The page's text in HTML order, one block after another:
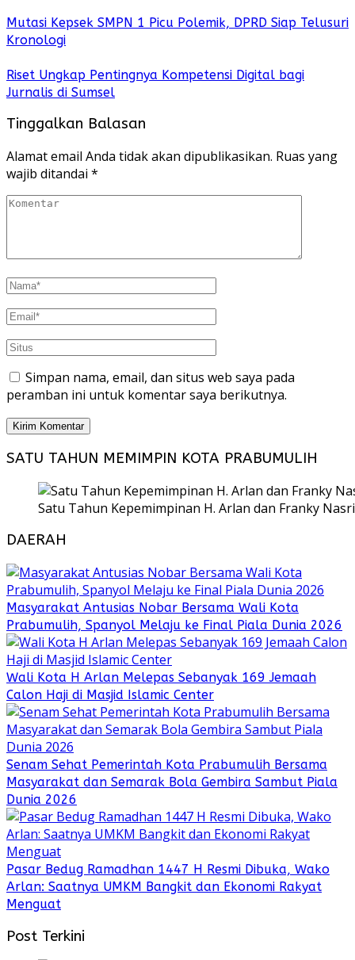
Mutasi Kepsek SMPN 1 Picu Polemik, DPRD Siap Telusuri
Kronologi
Riset Ungkap Pentingnya Kompetensi Digital bagi
Jurnalis di Sumsel
Tinggalkan Balasan
Alamat email Anda tidak akan dipublikasikan. Ruas yang
wajib ditandai *
Simpan nama, email, dan situs web saya pada
peramban ini untuk komentar saya berikutnya.
SATU TAHUN MEMIMPIN KOTA PRABUMULIH
Satu Tahun Kepemimpinan H. Arlan dan Franky
DAERAH
Masyarakat Antusias Nobar Bersama Wali Kota
Prabumulih, Spanyol Melaju ke Final Piala Dunia 2026
Wali Kota H Arlan Melepas Sebanyak 169 Jemaah
Calon Haji di Masjid Islamic Center
Senam Sehat Pemerintah Kota Prabumulih Bersama
Masyarakat dan Semarak Bola Gembira Sambut Piala
Dunia 2026
Pasar Bedug Ramadhan 1447 H Resmi Dibuka, Wako
Arlan: Saatnya UMKM Bangkit dan Ekonomi Rakyat
Menguat
Post Terkini